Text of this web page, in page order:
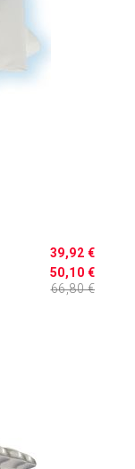
50,10 €
39,92 €
66,80 €